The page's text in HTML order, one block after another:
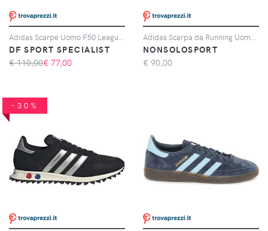
DF SPORT SPECIALIST
€ 110,00€ 77,00
NONSOLOSPORT
€ 90,00
-30%